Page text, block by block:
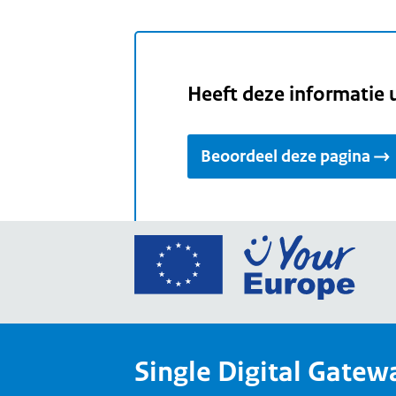
Heeft deze informatie
Beoordeel deze pagina
Ga
Your
Single Digital